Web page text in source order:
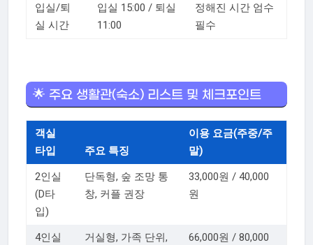
입실/퇴
실 시간
입실 15:00 / 퇴실
11:00
정해진 시간 엄수
필수
🌟 주요 생활관(숙소) 리스트 및 체크포인트
객실
타입
주요 특징
이용 요금(주중/주
말)
2인실
(D타
입)
단독형, 숲 조망 통
창, 커플 권장
33,000원 / 40,000
원
4인실
거실형, 가족 단위,
66,000원 / 80,000